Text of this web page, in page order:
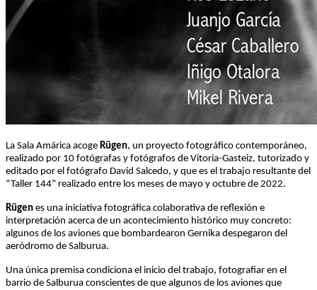
La Sala Amárica acoge Rügen, un proyecto fotográfico contemporáneo,
realizado por 10 fotógrafas y fotógrafos de Vitoria-Gasteiz, tutorizado y
editado por el fotógrafo David Salcedo, y que es el trabajo resultante del
“Taller 144” realizado entre los meses de mayo y octubre de 2022.
Rügen es una iniciativa fotográfica colaborativa de reflexión e
interpretación acerca de un acontecimiento histórico muy concreto:
algunos de los aviones que bombardearon Gernika despegaron del
aeródromo de Salburua.
Una única premisa condiciona el inicio del trabajo, fotografiar en el
barrio de Salburua conscientes de que algunos de los aviones que